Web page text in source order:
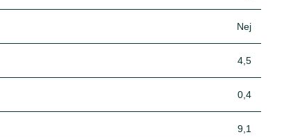
Nej
4,5
0,4
9,1